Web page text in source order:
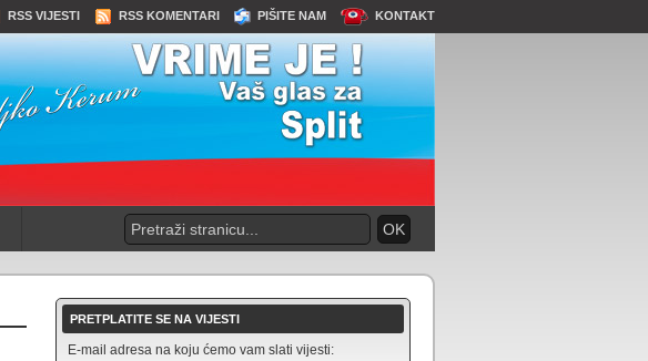
RSS VIJESTI RSS KOMENTARI PIŠITE NAM KONTAKT
PRETPLATITE SE NA VIJESTI
E-mail adresa na koju ćemo vam slati vijesti: